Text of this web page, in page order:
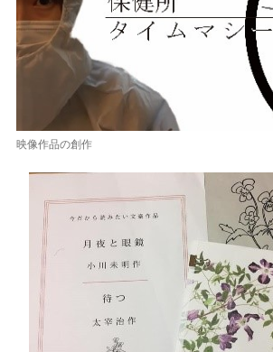
映像作品の創作